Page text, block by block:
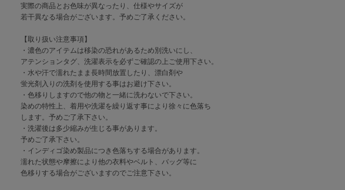
実際の商品とお色味が異なったり、仕様やサイズが
若干異なる場合がございます。予めご了承ください。
【取り扱い注意事項】
・濃色のアイテムは移染の恐れがあるため別洗いにし、
アテンションタグ、洗濯表示を必ずご確認の上ご使用下さい。
・水や汗で濡れたまま長時間放置したり、漂白剤や
蛍光剤入りの洗剤を使用する事はお避け下さい。
・色移りしますので他の物と一緒に洗わないで下さい。
染めの特性上、着用や洗濯を繰り返す事により徐々に色落ち
します。予めご了承下さい。
・洗濯後は多少縮みが生じる事があります。
予めご了承下さい。
・インディゴ染め製品につき色落ちする場合があります。
濡れた状態や摩擦により他の衣料やベルト、バッグ等に
色移りする場合がございますのでご注意下さい。